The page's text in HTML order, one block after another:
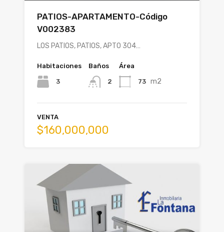
PATIOS-APARTAMENTO-Código
V002383
LOS PATIOS, PATIOS, APTO 304…
Habitaciones
3
Baños
2
Área
73 m2
VENTA
$160,000,000